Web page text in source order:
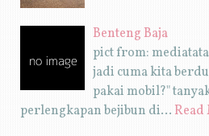
Benteng Baja
pict from:
jadi cuma kita
pakai mobil?"
perlengkapan bejibun di…